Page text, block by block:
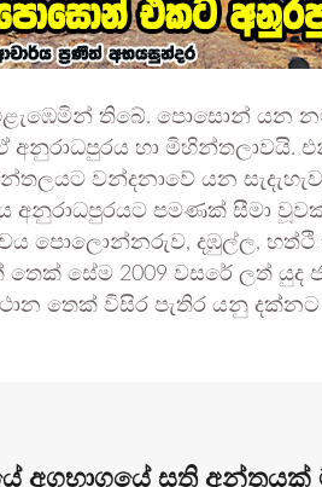
තිබේ. පොසොන් යන
අනුරාධපුරය හා
වන්දනාවේ යන
පමණක් සීමා
පොලොන්නරුව, දඹුල්ල,
සේම 2009 වසරේ ලත් යුද
තෙක් විසිර පැතිර යනු දක්නට
අගභාගයේ සති